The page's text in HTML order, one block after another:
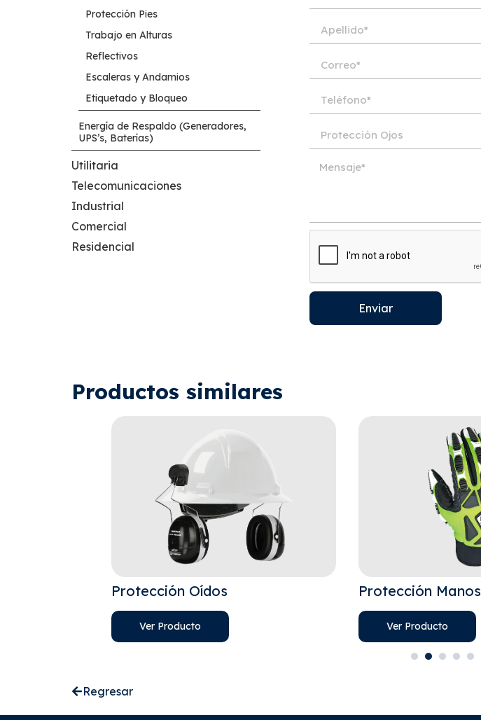
Protección Pies
Trabajo en Alturas
Reflectivos
Escaleras y Andamios
Etiquetado y Bloqueo
Energía de Respaldo (Generadores,
UPS’s, Baterías)
Utilitaria
Telecomunicaciones
Industrial
Comercial
Residencial
Enviar
Productos similares
Protección Oídos
Ver Producto
Protección Manos
Ver Producto
Regresar